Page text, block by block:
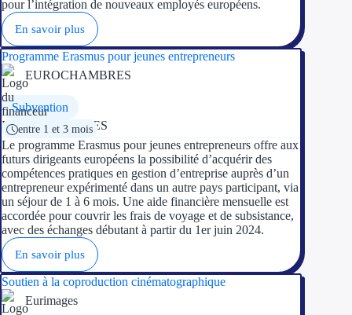
pour l’intégration de nouveaux employés européens.
En savoir plus
Programme Erasmus pour jeunes entrepreneurs
EUROCHAMBRES
Subvention
entre 1 et 3 mois
Le programme Erasmus pour jeunes entrepreneurs offre aux
futurs dirigeants européens la possibilité d’acquérir des
compétences pratiques en gestion d’entreprise auprès d’un
entrepreneur expérimenté dans un autre pays participant, via
un séjour de 1 à 6 mois. Une aide financière mensuelle est
accordée pour couvrir les frais de voyage et de subsistance,
avec des échanges débutant à partir du 1er juin 2024.
En savoir plus
Soutien à la coproduction cinématographique
Eurimages